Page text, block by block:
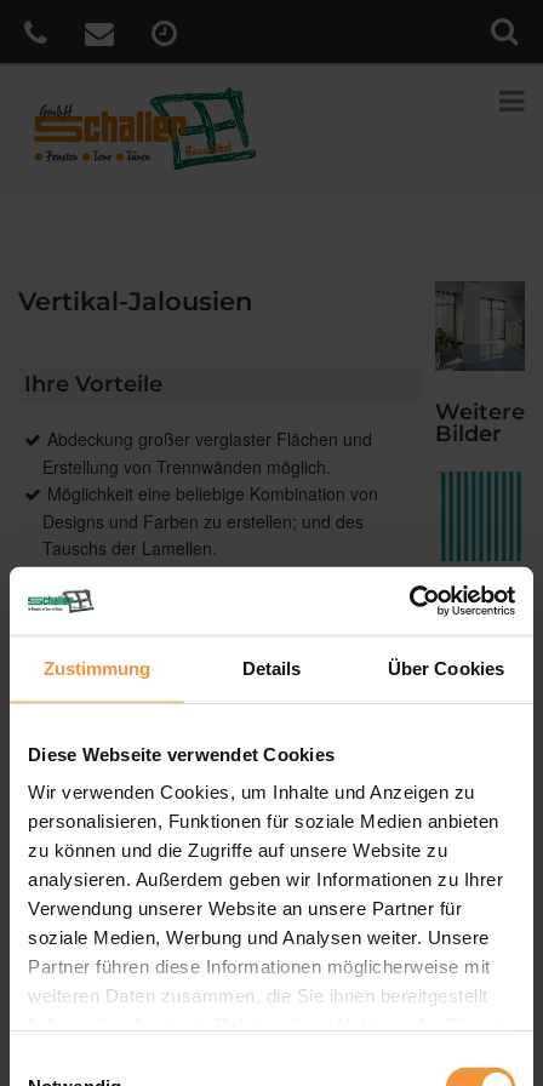
Zustimmung Details Über Cookies
Diese Webseite verwendet Cookies
Wir verwenden Cookies, um Inhalte und Anzeigen zu
personalisieren, Funktionen für soziale Medien anbieten
zu können und die Zugriffe auf unsere Website zu
analysieren. Außerdem geben wir Informationen zu Ihrer
Verwendung unserer Website an unsere Partner für
soziale Medien, Werbung und Analysen weiter. Unsere
Partner führen diese Informationen möglicherweise mit
weiteren Daten zusammen, die Sie ihnen bereitgestellt
Vertikal-Jalousien
Ihre Vorteile
Abdeckung großer verglaster Flächen und
Erstellung von Trennwänden möglich.
Möglichkeit eine beliebige Kombination von
Designs und Farben zu erstellen; und des
Tauschs der Lamellen.
Möglichkeit des Einsatzes in Innenräumen mit
Schrägen - Sonderformen
Einsatz in Räumen mit erhöhten
Hygieneanforderungen.
Sicherheit für Ihre Kinder
Produktdetails
max. Breite: Standard 5000 mm. Größere
Anlagen auf Anfrage
max. Höhe: 4000 mm
max. Fläche: 12 m²
Lamelle: 89 mm, 127 mm
Bildschirmarbeitsplätze, Festverglasungen, als
Weitere
Bilder